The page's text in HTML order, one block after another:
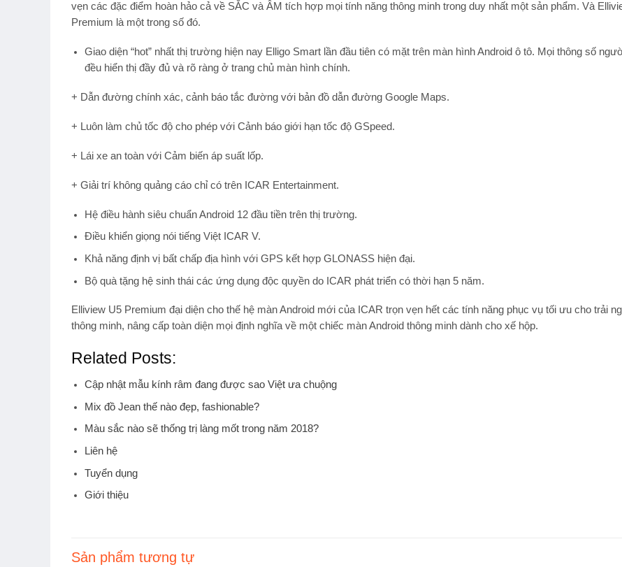
vẹn các đặc điểm hoàn hảo cả về SẮC và ÂM tích hợp mọi tính năng thông minh trong duy nhất một sản phẩm. Và
Premium là một trong số đó.
Giao diện “hot” nhất thị trường hiện nay Elligo Smart lần đầu tiên có mặt trên màn hình Android ô tô. Mọi thông số
đều hiển thị đầy đủ và rõ ràng ở trang chủ màn hình chính.
+ Dẫn đường chính xác, cảnh báo tắc đường với bản đồ dẫn đường Google Maps.
+ Luôn làm chủ tốc độ cho phép với Cảnh báo giới hạn tốc độ GSpeed.
+ Lái xe an toàn với Cảm biến áp suất lốp.
+ Giải trí không quảng cáo chỉ có trên ICAR Entertainment.
Hệ điều hành siêu chuẩn Android 12 đầu tiền trên thị trường.
Điều khiển giọng nói tiếng Việt ICAR V.
Khả năng định vị bất chấp địa hình với GPS kết hợp GLONASS hiện đại.
Bộ quà tặng hệ sinh thái các ứng dụng độc quyền do ICAR phát triển có thời hạn 5 năm.
Elliview U5 Premium đại diện cho thế hệ màn Android mới của ICAR trọn vẹn hết các tính năng phục vụ tối ưu cho trải
thông minh, nâng cấp toàn diện mọi định nghĩa về một chiếc màn Android thông minh dành cho xế hộp.
Related Posts:
Cập nhật mẫu kính râm đang được sao Việt ưa chuộng
Mix đồ Jean thế nào đẹp, fashionable?
Màu sắc nào sẽ thống trị làng mốt trong năm 2018?
Liên hệ
Tuyển dụng
Giới thiệu
Sản phẩm tương tự